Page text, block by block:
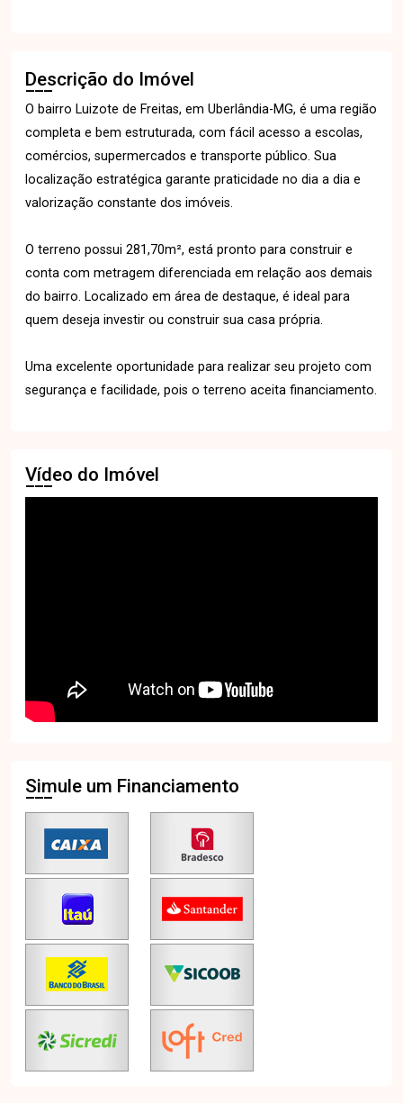
Descrição do Imóvel
O bairro Luizote de Freitas, em Uberlândia-MG, é uma região
completa e bem estruturada, com fácil acesso a escolas,
comércios, supermercados e transporte público. Sua
localização estratégica garante praticidade no dia a dia e
valorização constante dos imóveis.
O terreno possui 281,70m², está pronto para construir e
conta com metragem diferenciada em relação aos demais
do bairro. Localizado em área de destaque, é ideal para
quem deseja investir ou construir sua casa própria.
Uma excelente oportunidade para realizar seu projeto com
segurança e facilidade, pois o terreno aceita financiamento.
Vídeo do Imóvel
Simule um Financiamento